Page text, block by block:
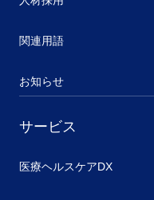
関連用語
お知らせ
サービス
医療ヘルスケアDX